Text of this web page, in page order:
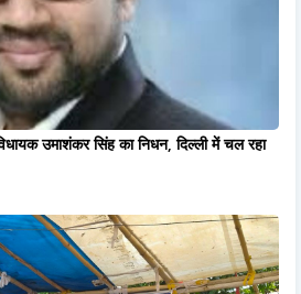
उमाशंकर सिंह का निधन, दिल्ली में चल रहा